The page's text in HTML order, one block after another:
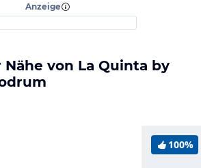
Anzeige
von La Quinta by
100%